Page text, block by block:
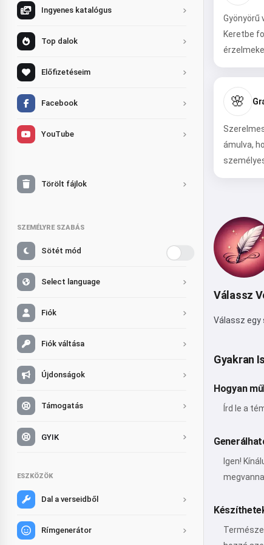
Ingyenes katalógus
Top dalok
Előfizetéseim
Facebook
YouTube
Törölt fájlok
SZEMÉLYRE SZABÁS
Sötét mód
Select language
Fiók
Fiók váltása
Újdonságok
Támogatás
GYIK
ESZKÖZÖK
Dal a verseidből
Rímgenerátor
Gyönyörű
Keretbe
🌸
ámulva,
Válassz
Válassz
Gyakran
Hogyan
Írd le a
Igen!